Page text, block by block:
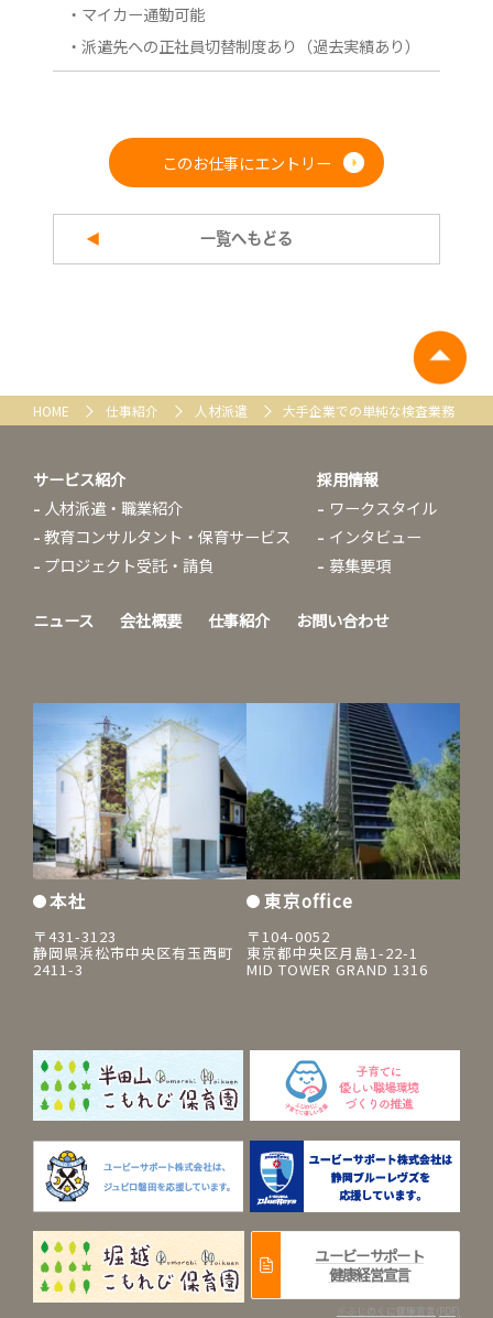
・マイカー通勤可能
・派遣先への正社員切替制度あり（過去実績あり）
このお仕事にエントリー
一覧へもどる
HOME 仕事紹介 人材派遣 大手企業での単純な検査業務
サービス紹介
人材派遣・職業紹介
教育コンサルタント・保育サービス
プロジェクト受託・請負
採用情報
ワークスタイル
インタビュー
募集要項
ニュース 会社概要 仕事紹介 お問い合わせ
本社
〒431-3123
静岡県浜松市中央区有玉西町
2411-3
東京office
〒104-0052
東京都中央区月島1-22-1
MID TOWER GRAND 1316
ユービーサポート
健康経営宣言
※ふじのくに健康宣言(PDF)